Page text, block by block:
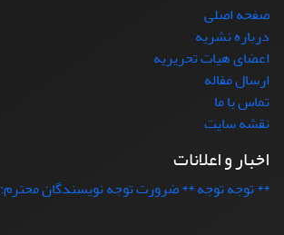
صفحه اصلی
درباره نشریه
اعضای هیات تحریریه
ارسال مقاله
تماس با ما
نقشه سایت
اخبار و اعلانات
** توجه توجه ** ضرورت توجه نویسندگان محترم: